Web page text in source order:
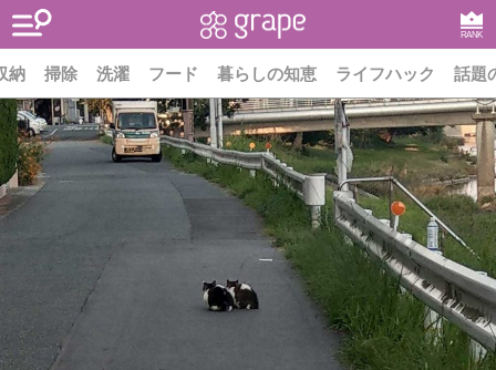
RANK
納 掃除 洗濯 フード 暮らしの知恵 ライフハック 話題